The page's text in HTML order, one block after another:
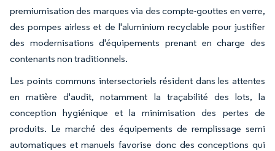
premiumisation des marques via des compte-gouttes en verre,
des pompes airless et de l'aluminium recyclable pour justifier
des modernisations d'équipements prenant en charge des
contenants non traditionnels.
Les points communs intersectoriels résident dans les attentes
en matière d'audit, notamment la traçabilité des lots, la
conception hygiénique et la minimisation des pertes de
produits. Le marché des équipements de remplissage semi
automatiques et manuels favorise donc des conceptions qui